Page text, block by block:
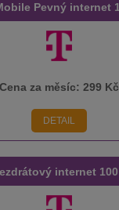
Pevný internet
Cena za měsíc: 299 Kč
DETAIL
internet